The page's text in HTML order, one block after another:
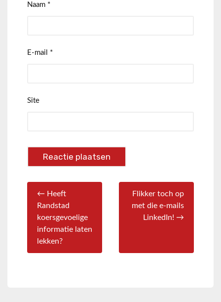
Naam *
E-mail *
Site
← Heeft
Randstad
koersgevoelige
informatie laten
lekken?
Flikker toch op
met die e-mails
LinkedIn! →